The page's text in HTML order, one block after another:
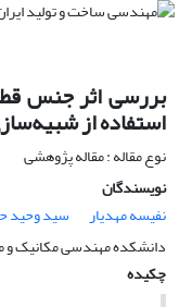
بررسی اثر جنس
استفاده از
نوع مقاله : مقاله پژوهشی
نویسندگان
نفیسه مهدیار
سید وحید
دانشکده مهندسی مکانیک و
چکیده